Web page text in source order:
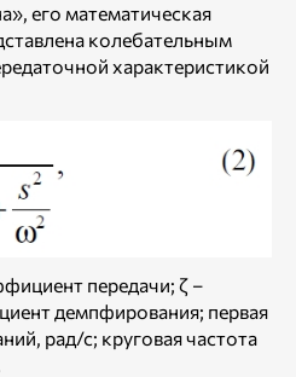
его математическая
колебательным
характеристикой
передачи; ζ –
демпфирования; первая
рад/с; круговая частота